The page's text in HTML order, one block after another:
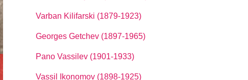
Varban Kilifarski (1879-1923)
Georges Getchev (1897-1965)
Pano Vassilev (1901-1933)
Vassil Ikonomov (1898-1925)